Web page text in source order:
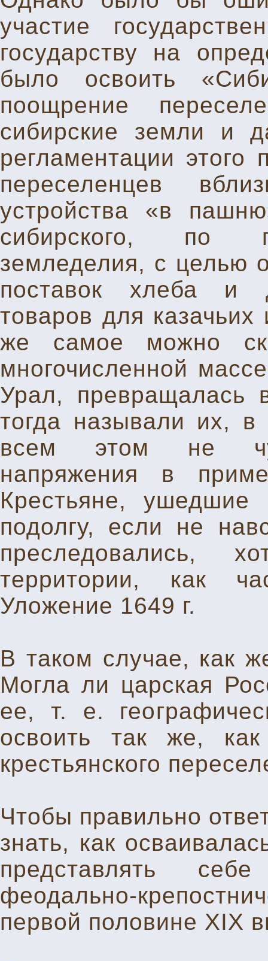
участие
государству на
было освоить
поощрение
сибирские земли и
регламентации
переселенцев
устройства «в
сибирского, по
земледелия, с целью
поставок хлеба и
товаров для казачьих
же самое можно
многочисленной
Урал, превращалась
тогда называли их,
всем этом не
напряжения в
Крестьяне,
подолгу, если не
преследовались,
территории, как
Уложение 1649 г.
В таком случае, как
Могла ли царская
ее, т. е.
освоить так же,
крестьянского
Чтобы правильно
знать, как
представлять
феодально-
первой половине XIX